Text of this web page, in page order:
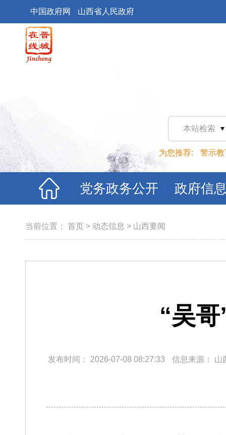
中国政府网 山西省人民政府
本站检索
为您推荐: 警示教
党务政务公开 政府信
当前位置： 首页 > 动态信息 > 山西要闻
“吴
发布时间： 2026-07-08 08:27:33 信息来源： 山